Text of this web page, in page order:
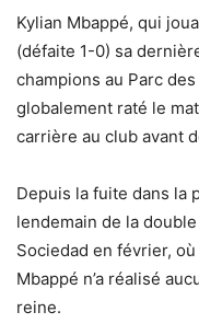
Kylian Mbappé, qui
(défaite 1-0) sa
champions au Parc
globalement raté le
carrière au club avant
Depuis la fuite dans la
lendemain de la
Sociedad en février,
Mbappé n’a réalisé
reine.